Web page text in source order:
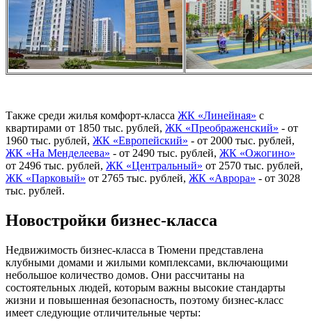
Также среди жилья комфорт-класса ЖК «Линейная» с
квартирами от 1850 тыс. рублей, ЖК «Преображенский» - от
1960 тыс. рублей, ЖК «Европейский» - от 2000 тыс. рублей,
ЖК «На Менделеева» - от 2490 тыс. рублей, ЖК «Ожогино»
от 2496 тыс. рублей, ЖК «Центральный» от 2570 тыс. рублей,
ЖК «Парковый» от 2765 тыс. рублей, ЖК «Аврора» - от 3028
тыс. рублей.
Новостройки бизнес-класса
Недвижимость бизнес-класса в Тюмени представлена
клубными домами и жилыми комплексами, включающими
небольшое количество домов. Они рассчитаны на
состоятельных людей, которым важны высокие стандарты
жизни и повышенная безопасность, поэтому бизнес-класс
имеет следующие отличительные черты: